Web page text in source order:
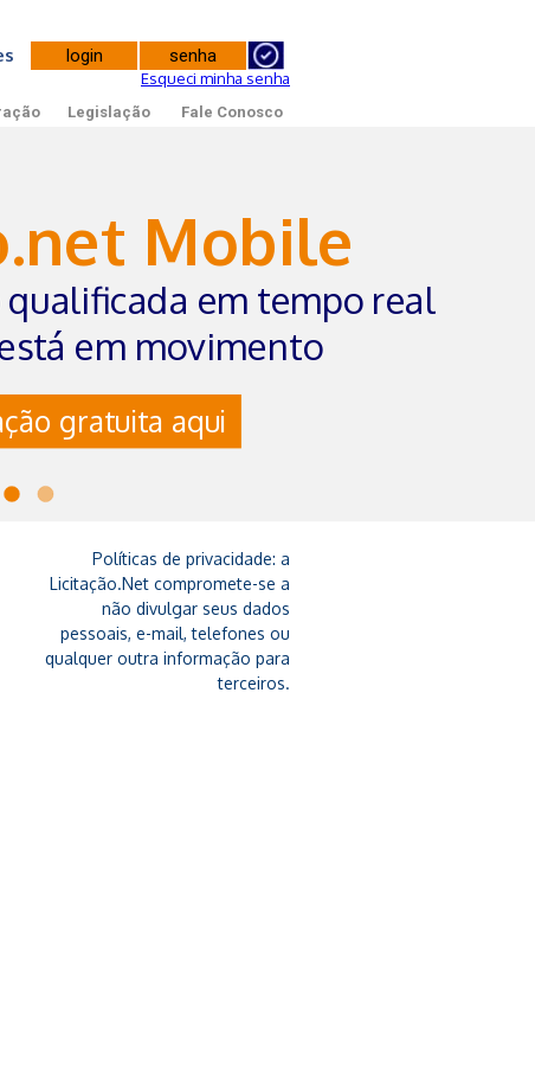
Esqueci minha senha
Legislação Fale Conosco
Mobile
em tempo real
em movimento
gratuita aqui
Políticas de privacidade: a
Licitação.Net compromete-se a
não divulgar seus dados
pessoais, e-mail, telefones ou
qualquer outra informação para
terceiros.